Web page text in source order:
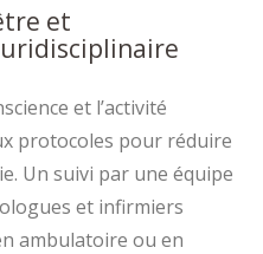
et
et l’activité
protocoles pour réduire
Un suivi par une équipe
et infirmiers
ambulatoire ou en